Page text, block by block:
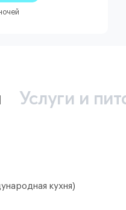
Услуги и
кухня)